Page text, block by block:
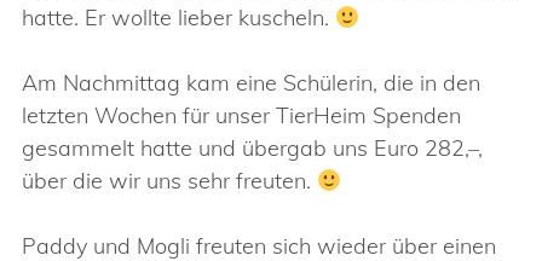
hatte. Er wollte lieber kuscheln.
Am Nachmittag kam eine Schülerin, die in den
letzten Wochen für unser TierHeim Spenden
gesammelt hatte und übergab uns Euro 282,–,
über die wir uns sehr freuten.
Paddy und Mogli freuten sich wieder über einen